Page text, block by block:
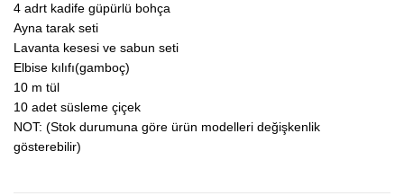
4 adrt kadife güpürlü bohça
Ayna tarak seti
Lavanta kesesi ve sabun seti
Elbise kılıfı(gamboç)
10 m tül
10 adet süsleme çiçek
NOT: (Stok durumuna göre ürün modelleri değişkenlik
gösterebilir)